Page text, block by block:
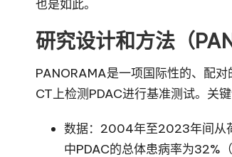
也是如此。
研究设计和方法（
PANORAMA是一项国际性的、配
CT上检测PDAC进行基准测试。关键
数据：2004年至2023年间从
中PDAC的总体患病率为32%